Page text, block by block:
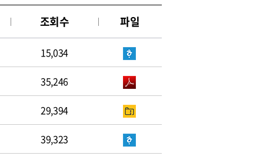
조회수 파일
15,034
35,246
29,394
39,323